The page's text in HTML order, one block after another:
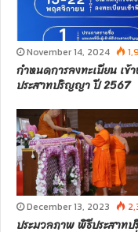
November 14, 2024
กำหนดการลงทะเบียน เข้
ประสาทปริญญา ปี 2567
December 13, 2023
ประมวลภาพ พิธีประสาท